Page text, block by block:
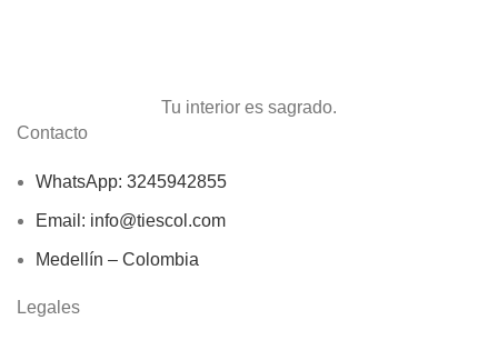
Tu interior es sagrado.
Contacto
WhatsApp: 3245942855
Email: info@tiescol.com
Medellín – Colombia
Legales